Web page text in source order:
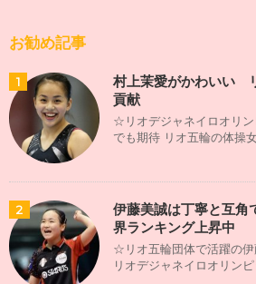
お勧め記事
1
村上茉愛がかわいい
貢献
☆リオデジャネイロオリ
でも期待 リオ五輪の体操
2
伊藤美誠は丁寧と互角
界ランキング上昇中
☆リオ五輪団体で活躍の
リオデジャネイロオリン